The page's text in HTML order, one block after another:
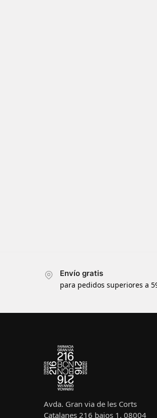
Envío gratis
para pedidos superiores a
Avda. Gran via de les Corts
Catalanes 216 bajos 1, 08004